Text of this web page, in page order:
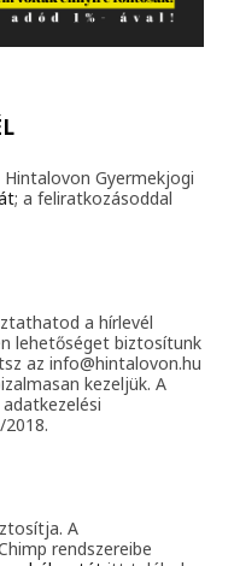
Gyermekjogi
; a feliratkozásoddal
a hírlevél
lehetőséget biztosítunk
az info@hintalovon.hu
kezeljük. A
A
rendszereibe